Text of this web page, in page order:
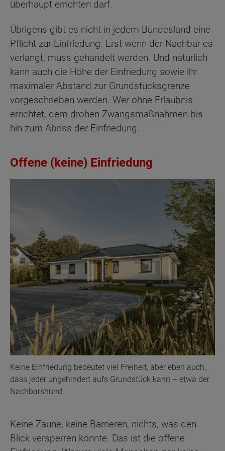
überhaupt errichten darf.
Übrigens gibt es nicht in jedem Bundesland eine
Pflicht zur Einfriedung. Erst wenn der Nachbar es
verlangt, muss gehandelt werden. Und natürlich
kann auch die Höhe der Einfriedung sowie ihr
maximaler Abstand zur Grundstücksgrenze
vorgeschrieben werden. Wer ohne Erlaubnis
errichtet, dem drohen Zwangsmaßnahmen bis
hin zum Abriss der Einfriedung.
Offene (keine) Einfriedung
Keine Einfriedung bedeutet viel Freiheit, aber eben auch,
dass jeder ungehindert aufs Grundstück kann – etwa der
Nachbarshund.
Keine Zäune, keine Barrieren, nichts, was den
Blick versperren könnte. Das ist die offene